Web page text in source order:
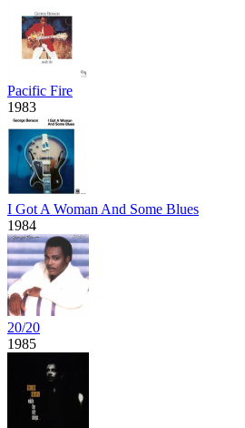
Pacific Fire
1983
I Got A Woman And Some Blues
1984
20/20
1985